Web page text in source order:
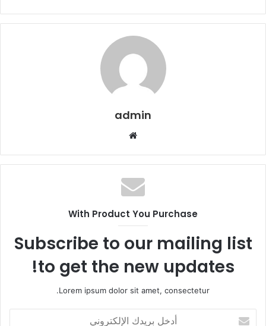
admin
ق
ع
ا
ب
With Product You Purchase
Subscribe to our mailing list
to get the new updates!
Lorem ipsum dolor sit amet, consectetur.